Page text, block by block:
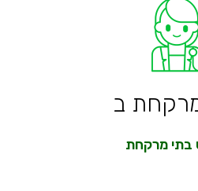
ב
בתי מרקחת